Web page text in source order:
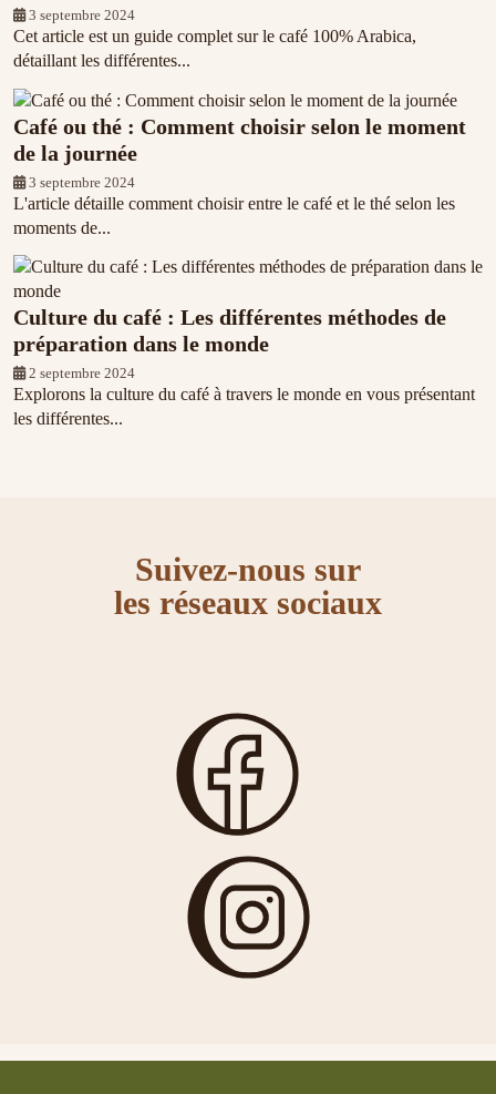
3 septembre 2024
Cet article est un guide complet sur le café 100% Arabica,
détaillant les différentes...
Café ou thé : Comment choisir selon le moment
de la journée
3 septembre 2024
L'article détaille comment choisir entre le café et le thé selon les
moments de...
Culture du café : Les différentes méthodes de
préparation dans le monde
2 septembre 2024
Explorons la culture du café à travers le monde en vous présentant
les différentes...
Suivez-nous sur
les réseaux sociaux